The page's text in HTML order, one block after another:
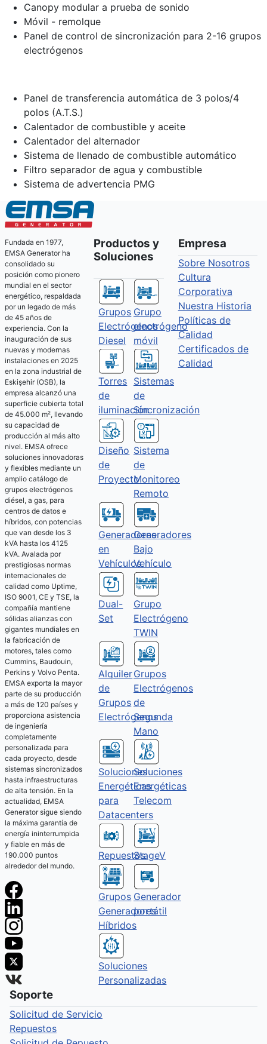
Canopy modular a prueba de sonido
Móvil - remolque
Panel de control de sincronización para 2-16 grupos
electrógenos
Panel de transferencia automática de 3 polos/4
polos (A.T.S.)
Calentador de combustible y aceite
Calentador del alternador
Sistema de llenado de combustible automático
Filtro separador de agua y combustible
Sistema de advertencia PMG
Fundada en 1977,
EMSA Generator ha
consolidado su
posición como pionero
mundial en el sector
energético, respaldada
por un legado de más
de 45 años de
experiencia. Con la
inauguración de sus
nuevas y modernas
instalaciones en 2025
en la zona industrial de
Eskişehir (OSB), la
empresa alcanzó una
superficie cubierta total
de 45.000 m², llevando
su capacidad de
producción al más alto
nivel. EMSA ofrece
soluciones innovadoras
y flexibles mediante un
amplio catálogo de
grupos electrógenos
diésel, a gas, para
centros de datos e
híbridos, con potencias
que van desde los 3
kVA hasta los 4125
kVA. Avalada por
prestigiosas normas
internacionales de
calidad como Uptime,
ISO 9001, CE y TSE, la
compañía mantiene
sólidas alianzas con
gigantes mundiales en
la fabricación de
motores, tales como
Cummins, Baudouin,
Perkins y Volvo Penta.
EMSA exporta la mayor
parte de su producción
a más de 120 países y
proporciona asistencia
de ingeniería
completamente
personalizada para
cada proyecto, desde
sistemas sincronizados
hasta infraestructuras
de alta tensión. En la
actualidad, EMSA
Generator sigue siendo
la máxima garantía de
energía ininterrumpida
y fiable en más de
190.000 puntos
alrededor del mundo.
Productos y
Soluciones
Grupos
Electrógenos
Diesel
Grupo
electrógeno
móvil
Torres
de
iluminación
Sistemas
de
Sincronización
Diseño
de
Proyecto
Sistema
de
Monitoreo
Remoto
Generadores
en
Vehículos
Generadores
Bajo
Vehículo
Dual-
Set
Grupo
Electrógeno
TWIN
Alquiler
de
Grupos
Electrógenos
Grupos
Electrógenos
de
Segunda
Mano
Soluciones
Energéticas
para
Datacenters
Soluciones
Energéticas
Telecom
RepuestosStageV
Grupos
Generadores
Híbridos
Generador
portátil
Soluciones
Personalizadas
Empresa
Sobre Nosotros
Cultura
Corporativa
Nuestra Historia
Políticas de
Calidad
Certificados de
Calidad
Soporte
Solicitud de Servicio
Repuestos